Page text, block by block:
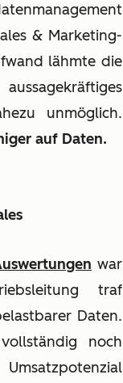
& Marketing-
lähmte die
unmöglich.
auf Daten.
war
traf
Daten.
noch